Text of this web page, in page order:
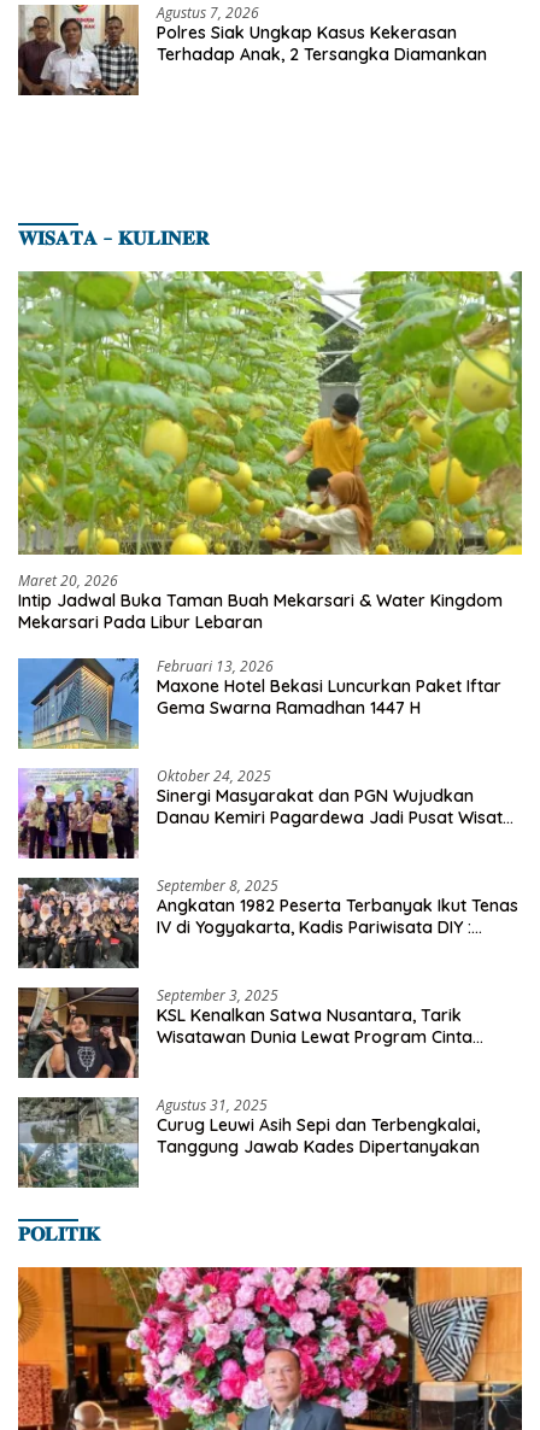
Agustus 7, 2026
Polres Siak Ungkap Kasus Kekerasan
Terhadap Anak, 2 Tersangka Diamankan
𝐖𝐈𝐒𝐀𝐓𝐀 – 𝐊𝐔𝐋𝐈𝐍𝐄𝐑
Maret 20, 2026
Intip Jadwal Buka Taman Buah Mekarsari & Water Kingdom
Mekarsari Pada Libur Lebaran
Februari 13, 2026
Maxone Hotel Bekasi Luncurkan Paket Iftar
Gema Swarna Ramadhan 1447 H
Oktober 24, 2025
Sinergi Masyarakat dan PGN Wujudkan
Danau Kemiri Pagardewa Jadi Pusat Wisata
September 8, 2025
Angkatan 1982 Peserta Terbanyak Ikut Tenas
IV di Yogyakarta, Kadis Pariwisata DIY :
September 3, 2025
KSL Kenalkan Satwa Nusantara, Tarik
Wisatawan Dunia Lewat Program Cinta
Agustus 31, 2025
Curug Leuwi Asih Sepi dan Terbengkalai,
Tanggung Jawab Kades Dipertanyakan
𝐏𝐎𝐋𝐈𝐓𝐈𝐊